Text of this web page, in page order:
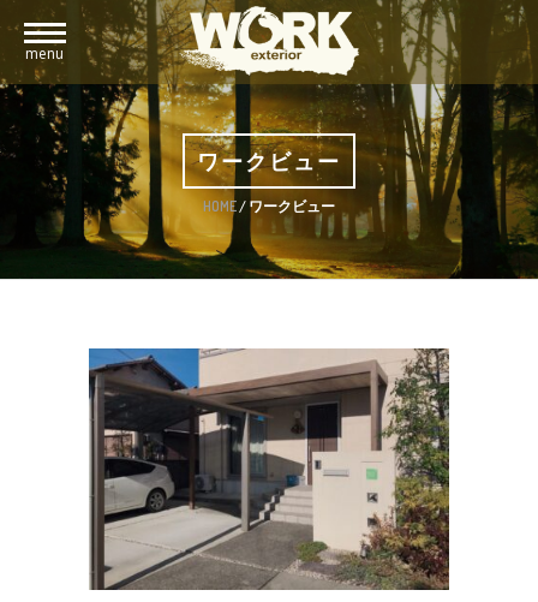
menu
ワークビュー
HOME/ ワークビュー